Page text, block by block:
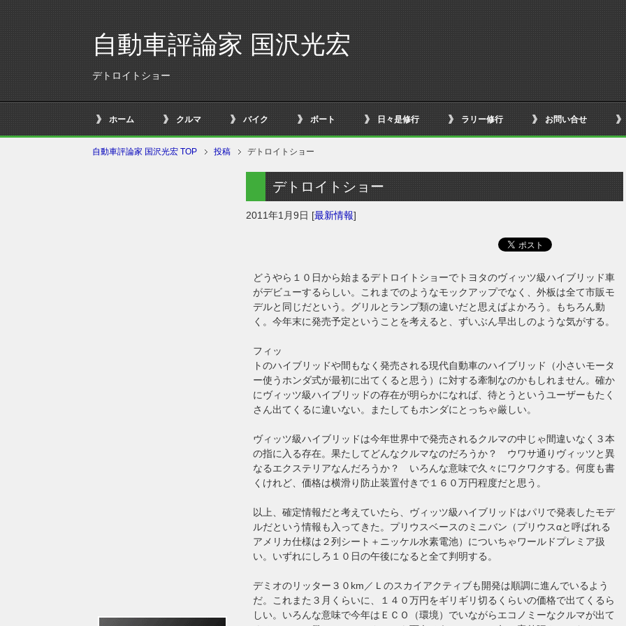
自動車評論家 国沢光宏
デトロイトショー
ホーム クルマ バイク ボート 日々是修行 ラリー修行 お問い合せ
自動車評論家 国沢光宏 TOP 投稿 デトロイトショー
デトロイトショー
2011年1月9日 [最新情報]
どうやら１０日から始まるデトロイトショーでトヨタのヴィッツ級ハイブリッド車
がデビューするらしい。これまでのようなモックアップでなく、外板は全て市販モ
デルと同じだという。グリルとランプ類の違いだと思えばよかろう。もちろん動
く。今年末に発売予定ということを考えると、ずいぶん早出しのような気がする。
フィッ
トのハイブリッドや間もなく発売される現代自動車のハイブリッド（小さいモータ
ー使うホンダ式が最初に出てくると思う）に対する牽制なのかもしれません。確か
にヴィッツ級ハイブリッドの存在が明らかになれば、待とうというユーザーもたく
さん出てくるに違いない。またしてもホンダにとっちゃ厳しい。
ヴィッツ級ハイブリッドは今年世界中で発売されるクルマの中じゃ間違いなく３本
の指に入る存在。果たしてどんなクルマなのだろうか？ ウワサ通りヴィッツと異
なるエクステリアなんだろうか？ いろんな意味で久々にワクワクする。何度も書
くけれど、価格は横滑り防止装置付きで１６０万円程度だと思う。
以上、確定情報だと考えていたら、ヴィッツ級ハイブリッドはパリで発表したモデ
ルだという情報も入ってきた。プリウスベースのミニバン（プリウスαと呼ばれる
アメリカ仕様は２列シート＋ニッケル水素電池）についちゃワールドプレミア扱
い。いずれにしろ１０日の午後になると全て判明する。
デミオのリッター３０km／Ｌのスカイアクティブも開発は順調に進んでいるよう
だ。これまた３月くらいに、１４０万円をギリギリ切るくらいの価格で出てくるら
しい。いろんな意味で今年はＥＣＯ（環境）でいながらエコノミーなクルマが出て